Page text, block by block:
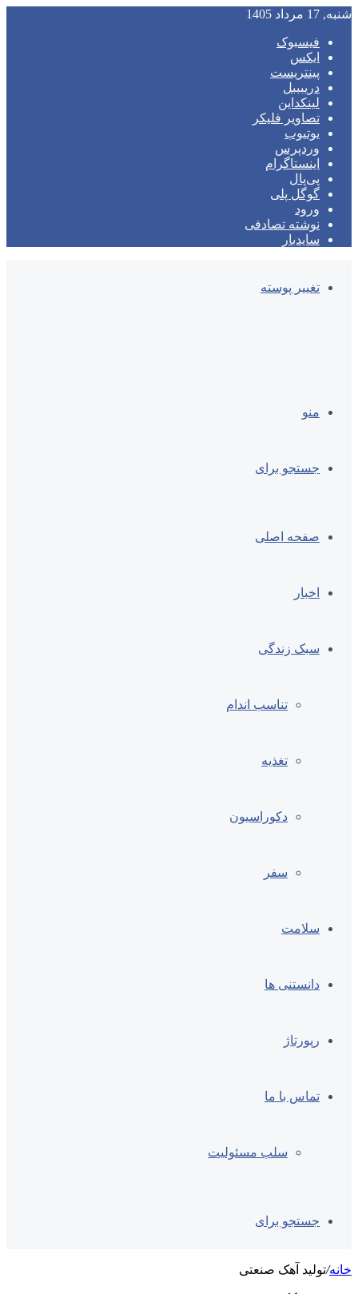
شنبه, 17 مرداد 1405
فیسبوک
ایکس
پینتریست
دریبببل
لینکداین
تصاویر فلیکر
یوتیوب
وردپرس
اینستاگرام
پی‌پال
گوگل پلی
ورود
نوشته تصادفی
سایدبار
تغییر پوسته
منو
جستجو برای
صفحه اصلی
اخبار
سبک زندگی
تناسب اندام
تغذیه
دکوراسیون
سفر
سلامت
دانستنی ها
رپورتاژ
تماس با ما
سلب مسئولیت
جستجو برای
خانه/تولید آهک صنعتی